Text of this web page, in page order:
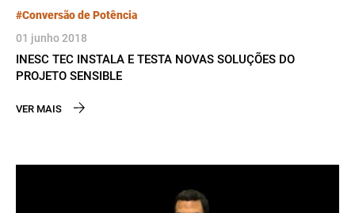
#Conversão de Potência
01 junho 2018
INESC TEC INSTALA E TESTA NOVAS SOLUÇÕES DO
PROJETO SENSIBLE
VER MAIS